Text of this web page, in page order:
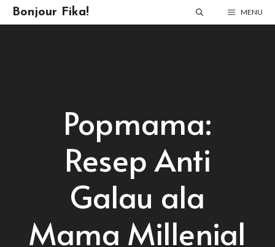
Skip
to
Bonjour Fika! MENU
Popmama:
Resep Anti
Galau ala
Mama Millenial